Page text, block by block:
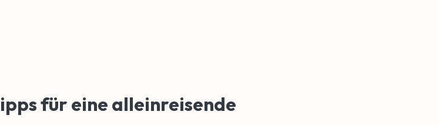
für eine alleinreisende